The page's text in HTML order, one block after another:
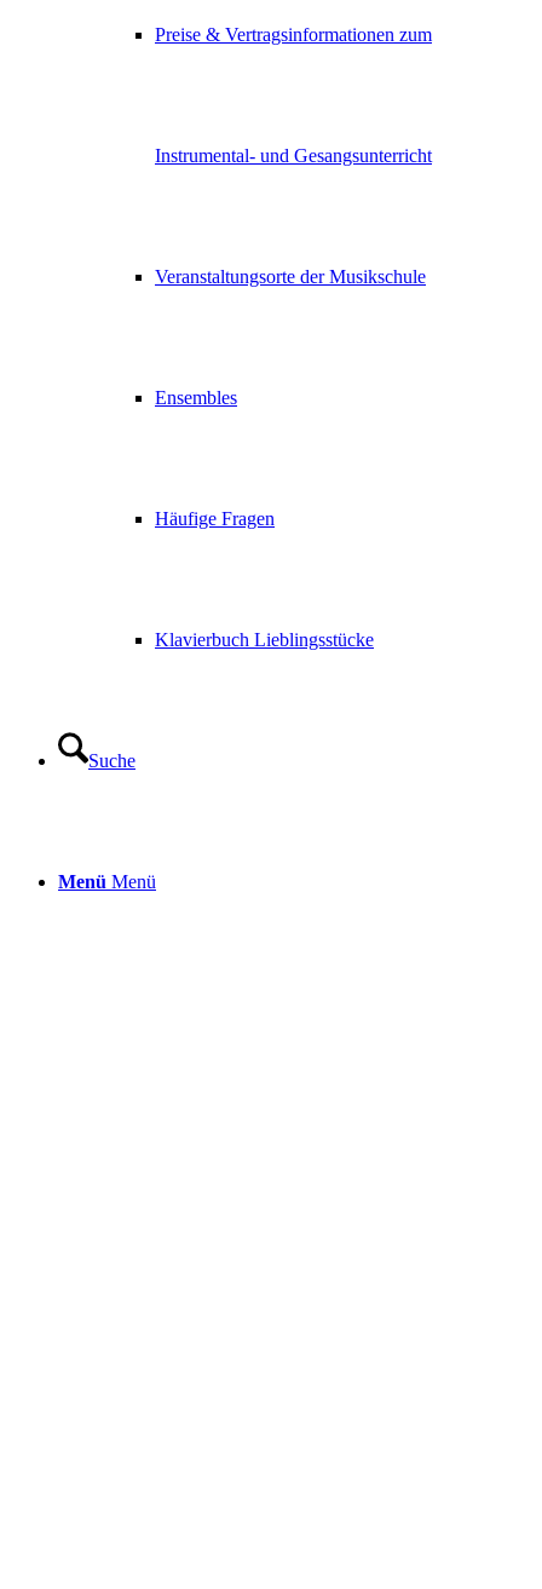
Preise & Vertragsinformationen zum
Instrumental- und Gesangsunterricht
Veranstaltungsorte der Musikschule
Ensembles
Häufige Fragen
Klavierbuch Lieblingsstücke
Suche
Menü Menü